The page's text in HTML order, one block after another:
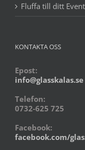
Fluffa till ditt
KONTAKTA OSS
Epost:
info@glasskalas.se
Telefon:
0732-625 725
Facebook:
facebook.com/